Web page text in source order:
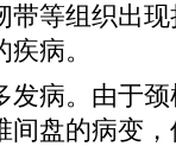
带等组织出
病。
病。由于颈
盘的病变